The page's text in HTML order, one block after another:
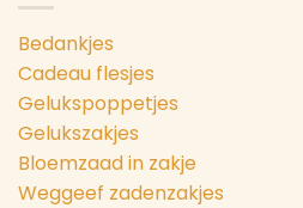
Bedankjes
Cadeau flesjes
Gelukspoppetjes
Gelukszakjes
Bloemzaad in zakje
Weggeef zadenzakjes